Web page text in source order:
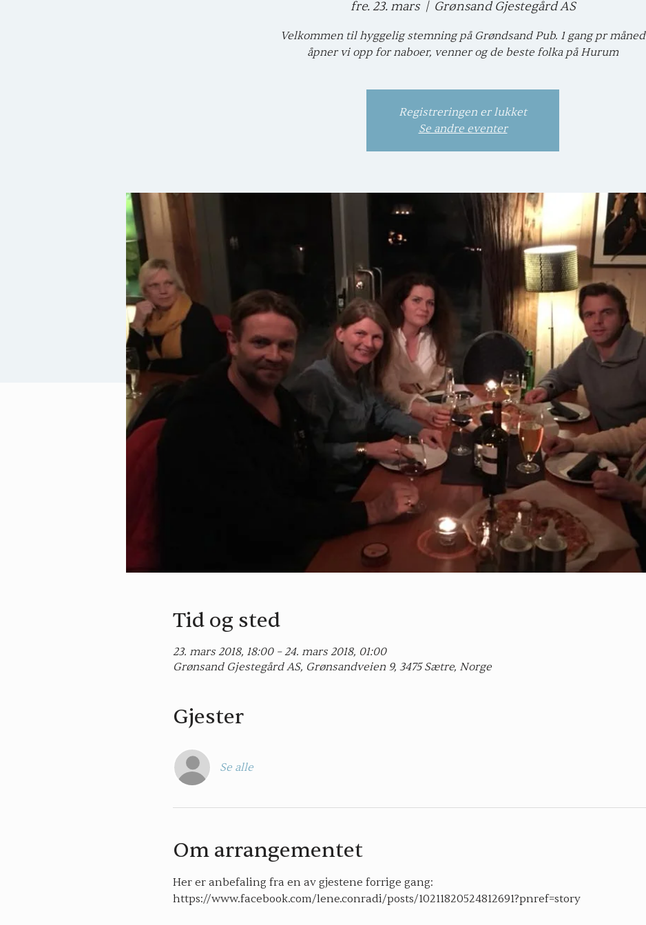
fre. 23. mars
  |
Grønsand Gjestegård AS
Velkommen til hyggelig stemning på Grøndsand Pub. 1 gang pr måned
åpner vi opp for naboer, venner og de beste folka på Hurum
Registreringen er lukket
Se andre eventer
Tid og sted
23. mars 2018, 18:00 – 24. mars 2018, 01:00
Grønsand Gjestegård AS, Grønsandveien 9, 3475 Sætre, Norge
Gjester
Se alle
Om arrangementet
Her er anbefaling fra en av gjestene forrige gang:
https://www.facebook.com/lene.conradi/posts/10211820524812691?pnref=story